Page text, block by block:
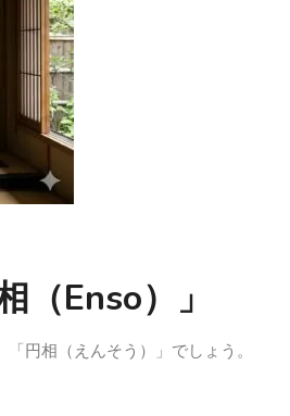
（Enso）」
円相（えんそう）」でしょう。